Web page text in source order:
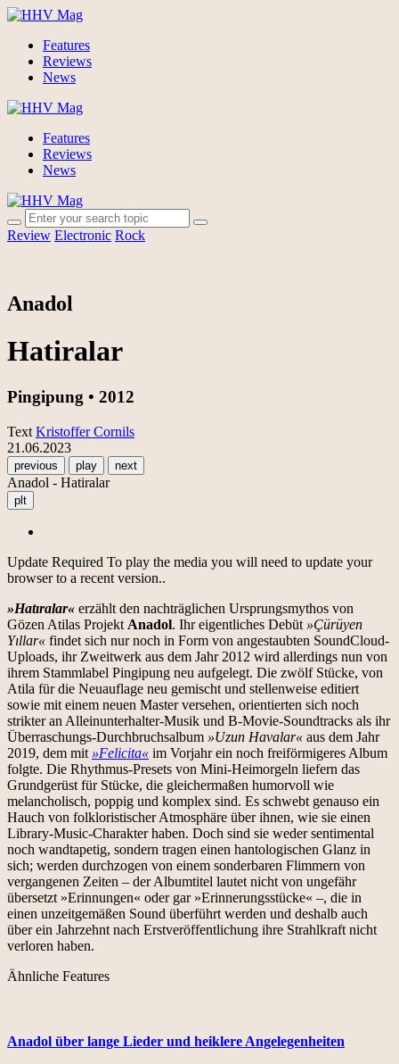
Features
Reviews
News
Features
Reviews
News
Review Electronic Rock
Anadol
Hatiralar
Pingipung • 2012
Text Kristoffer Cornils
21.06.2023
previous play next
Anadol - Hatiralar
plt
Update Required To play the media you will need to update your
browser to a recent version..
»Hatıralar« erzählt den nachträglichen Ursprungsmythos von
Gözen Atilas Projekt Anadol. Ihr eigentliches Debüt »Çürüyen
Yıllar« findet sich nur noch in Form von angestaubten SoundCloud-
Uploads, ihr Zweitwerk aus dem Jahr 2012 wird allerdings nun von
ihrem Stammlabel Pingipung neu aufgelegt. Die zwölf Stücke, von
Atila für die Neuauflage neu gemischt und stellenweise editiert
sowie mit einem neuen Master versehen, orientierten sich noch
strikter an Alleinunterhalter-Musik und B-Movie-Soundtracks als ihr
Überraschungs-Durchbruchsalbum »Uzun Havalar« aus dem Jahr
2019, dem mit »Felicita« im Vorjahr ein noch freiförmigeres Album
folgte. Die Rhythmus-Presets von Mini-Heimorgeln liefern das
Grundgerüst für Stücke, die gleichermaßen humorvoll wie
melancholisch, poppig und komplex sind. Es schwebt genauso ein
Hauch von folkloristischer Atmosphäre über ihnen, wie sie einen
Library-Music-Charakter haben. Doch sind sie weder sentimental
noch wandtapetig, sondern tragen einen hantologischen Glanz in
sich; werden durchzogen von einem sonderbaren Flimmern von
vergangenen Zeiten – der Albumtitel lautet nicht von ungefähr
übersetzt »Erinnungen« oder gar »Erinnerungsstücke« –, die in
einen unzeitgemäßen Sound überführt werden und deshalb auch
über ein Jahrzehnt nach Erstveröffentlichung ihre Strahlkraft nicht
verloren haben.
Ähnliche Features
Anadol über lange Lieder und heiklere Angelegenheiten